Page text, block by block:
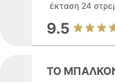
έκταση 24
9.5
ΤΟ